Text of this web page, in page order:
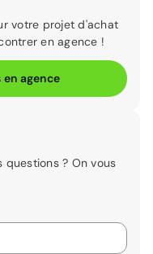
votre projet d'achat
en agence !
agence
questions ? On vous